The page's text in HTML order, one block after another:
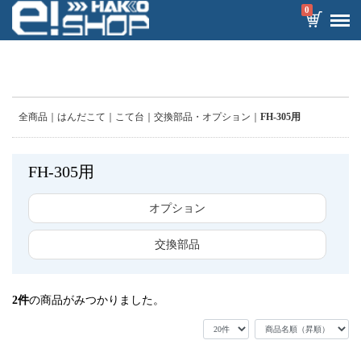
0
全商品 はんだこて こて台 交換部品・オプション FH-305用
FH-305用
オプション
交換部品
2件の商品がみつかりました。